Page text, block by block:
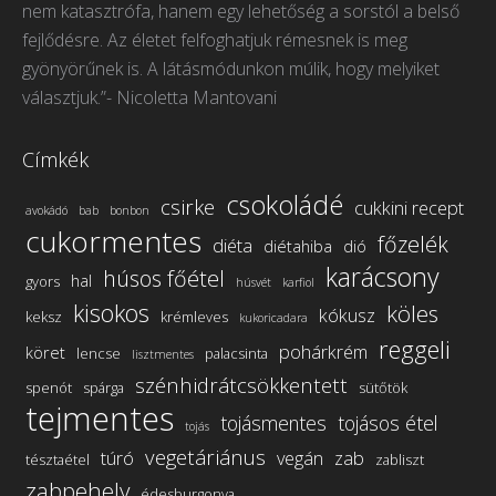
in
new
window
in
new
window
in
new
window
in
new
window
nem katasztrófa, hanem egy lehetőség a sorstól a belső
fejlődésre. Az életet felfoghatjuk rémesnek is meg
gyönyörűnek is. A látásmódunkon múlik, hogy melyiket
választjuk.”- Nicoletta Mantovani
Címkék
avokádó bab bonbon csirke csokoládé cukkini recept
cukormentes diéta diétahiba dió főzelék
gyors hal húsos főétel húsvét karfiol karácsony
keksz kisokos krémleves kukoricadara kókusz köles
köret lencse lisztmentes palacsinta pohárkrém reggeli
spenót spárga szénhidrátcsökkentett sütőtök
tejmentes tojás tojásmentes tojásos étel
tésztaétel túró vegetáriánus vegán zab zabliszt